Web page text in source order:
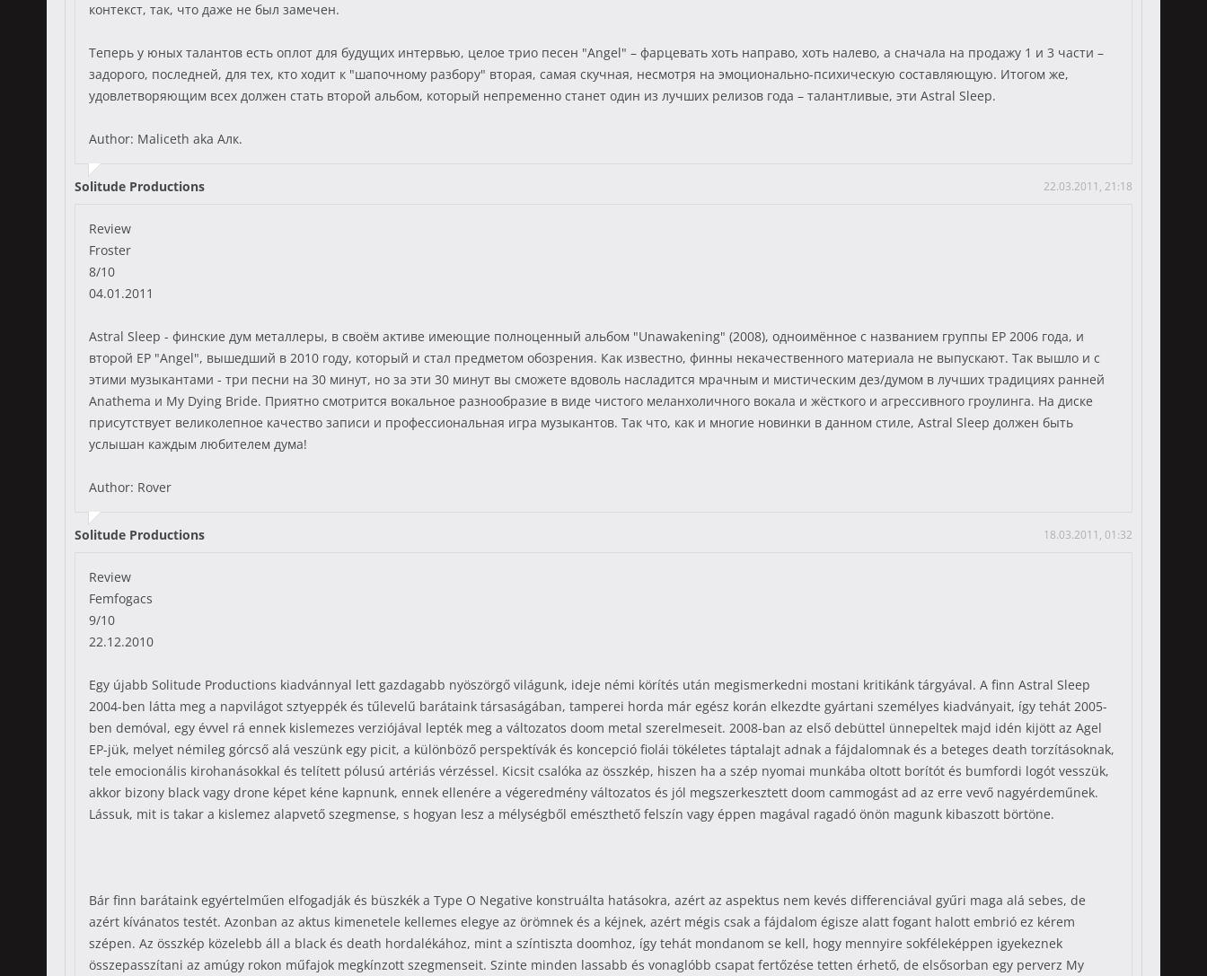
контекст, так, что даже не был замечен.
Теперь у юных талантов есть оплот для будущих интервью, целое трио песен "Angel" – фарцевать хоть направо, хоть налево, а сначала на продажу 1 и 3 части –
задорого, последней, для тех, кто ходит к "шапочному разбору" вторая, самая скучная, несмотря на эмоционально-психическую составляющую. Итогом же,
удовлетворяющим всех должен стать второй альбом, который непременно станет один из лучших релизов года – талантливые, эти Astral Sleep.
Author: Maliceth aka Алк.
Solitude Productions 22.03.2011, 21:18
Review
Froster
8/10
04.01.2011
Astral Sleep - финские дум металлеры, в своём активе имеющие полноценный альбом "Unawakening" (2008), одноимённое с названием группы ЕР 2006 года, и
второй ЕР "Angel", вышедший в 2010 году, который и стал предметом обозрения. Как известно, финны некачественного материала не выпускают. Так вышло и с
этими музыкантами - три песни на 30 минут, но за эти 30 минут вы сможете вдоволь насладится мрачным и мистическим дез/думом в лучших традициях ранней
Anathema и My Dying Bride. Приятно смотрится вокальное разнообразие в виде чистого меланхоличного вокала и жёсткого и агрессивного гроулинга. На диске
присутствует великолепное качество записи и профессиональная игра музыкантов. Так что, как и многие новинки в данном стиле, Astral Sleep должен быть
услышан каждым любителем дума!
Author: Rover
Solitude Productions 18.03.2011, 01:32
Review
Femfogacs
9/10
22.12.2010
Egy újabb Solitude Productions kiadvánnyal lett gazdagabb nyöszörgő világunk, ideje némi körítés után megismerkedni mostani kritikánk tárgyával. A finn Astral Sleep
2004-ben látta meg a napvilágot sztyeppék és tűlevelű barátaink társaságában, tamperei horda már egész korán elkezdte gyártani személyes kiadványait, így tehát 2005-
ben demóval, egy évvel rá ennek kislemezes verziójával lepték meg a változatos doom metal szerelmeseit. 2008-ban az első debüttel ünnepeltek majd idén kijött az Agel
EP-jük, melyet némileg górcső alá veszünk egy picit, a különböző perspektívák és koncepció fiolái tökéletes táptalajt adnak a fájdalomnak és a beteges death torzításoknak,
tele emocionális kirohanásokkal és telített pólusú artériás vérzéssel. Kicsit csalóka az összkép, hiszen ha a szép nyomai munkába oltott borítót és bumfordi logót vesszük,
akkor bizony black vagy drone képet kéne kapnunk, ennek ellenére a végeredmény változatos és jól megszerkesztett doom cammogást ad az erre vevő nagyérdeműnek.
Lássuk, mit is takar a kislemez alapvető szegmense, s hogyan lesz a mélységből emészthető felszín vagy éppen magával ragadó önön magunk kibaszott börtöne.
Bár finn barátaink egyértelműen elfogadják és büszkék a Type O Negative konstruálta hatásokra, azért az aspektus nem kevés differenciával gyűri maga alá sebes, de
azért kívánatos testét. Azonban az aktus kimenetele kellemes elegye az örömnek és a kéjnek, azért mégis csak a fájdalom égisze alatt fogant halott embrió ez kérem
szépen. Az összkép közelebb áll a black és death hordalékához, mint a színtiszta doomhoz, így tehát mondanom se kell, hogy mennyire sokféleképpen igyekeznek
összepasszítani az amúgy rokon műfajok megkínzott szegmenseit. Szinte minden lassabb és vonaglóbb csapat fertőzése tetten érhető, de elsősorban egy perverz My